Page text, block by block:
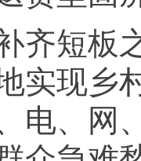
短板之
实现乡
电、网